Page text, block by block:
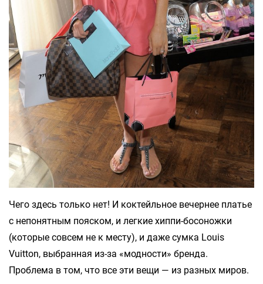
Чего здесь только нет! И коктейльное вечернее платье
с непонятным пояском, и легкие хиппи-босоножки
(которые совсем не к месту), и даже сумка Louis
Vuitton, выбранная из-за «модности» бренда.
Проблема в том, что все эти вещи — из разных миров.